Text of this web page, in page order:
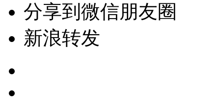
分享到微信朋友圈
新浪转发